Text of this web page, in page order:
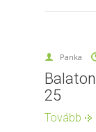
Panka
25
Tovább